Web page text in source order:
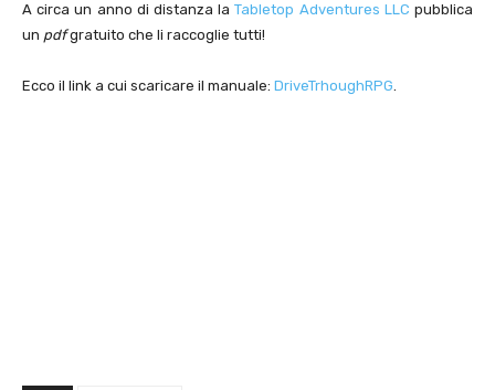
A circa un anno di distanza laTabletop Adventures LLC pubblica
un pdfgratuito che li raccoglie tutti!
Ecco il link a cui scaricare il manuale: DriveTrhoughRPG.